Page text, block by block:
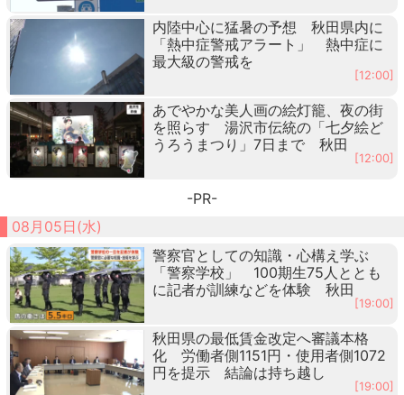
内陸中心に猛暑の予想 秋田県内に
「熱中症警戒アラート」 熱中症に
最大級の警戒を
[12:00]
あでやかな美人画の絵灯籠、夜の街
を照らす 湯沢市伝統の「七夕絵ど
うろうまつり」7日まで 秋田
[12:00]
-PR-
08月05日(水)
警察官としての知識・心構え学ぶ
「警察学校」 100期生75人ととも
に記者が訓練などを体験 秋田
[19:00]
秋田県の最低賃金改定へ審議本格
化 労働者側1151円・使用者側1072
円を提示 結論は持ち越し
[19:00]